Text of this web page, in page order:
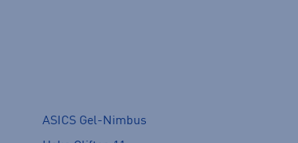
ASICS Gel-Nimbus